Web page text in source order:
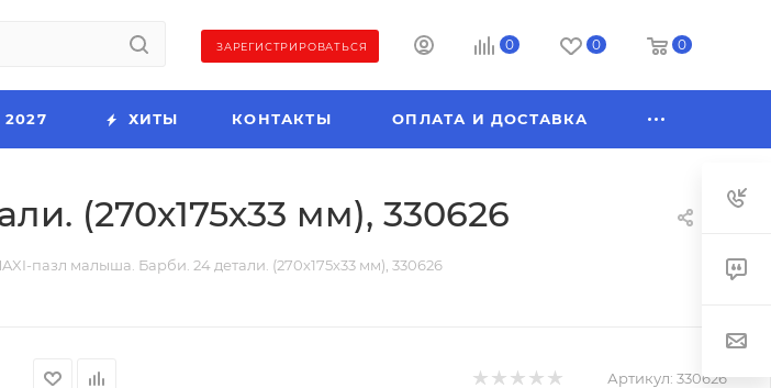
ЗАРЕГИСТРИРОВАТЬСЯ 0 0 0
ХИТЫ КОНТАКТЫ ОПЛАТА И ДОСТАВКА
(270х175х33 мм), 330626
пазл малыша. Барби. 24 детали. (270х175х33 мм), 330626
Артикул: 330626